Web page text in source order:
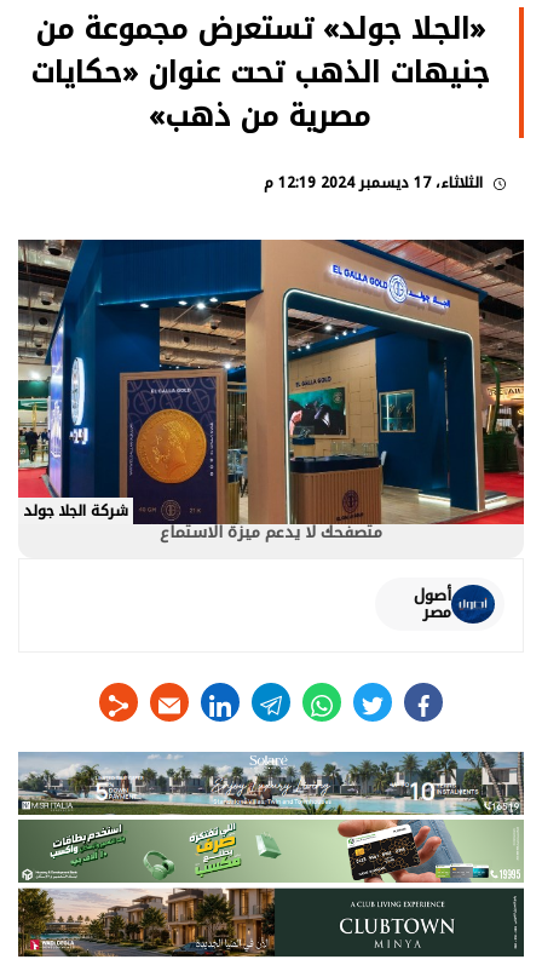
«الجلا جولد» تستعرض مجموعة من
جنيهات الذهب تحت عنوان «حكايات
مصرية من ذهب»
الثلاثاء، 17 ديسمبر 2024 12:19 م
شركة الجلا جولد
متصفحك لا يدعم ميزة الاستماع
أصول
مصر
facebook
twitter
whats
telegram
linkedin